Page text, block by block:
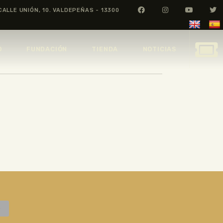
UNIÓN, 10. VALDEPEÑAS - 13300